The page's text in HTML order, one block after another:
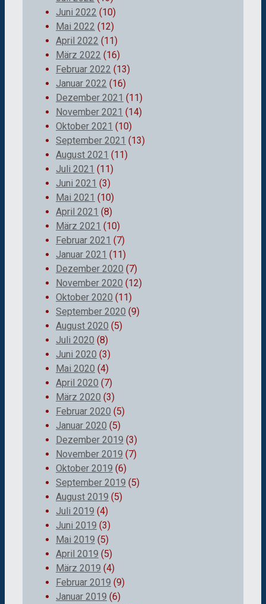
Juni 2022 (10)
Mai 2022 (12)
April 2022 (11)
März 2022 (16)
Februar 2022 (13)
Januar 2022 (16)
Dezember 2021 (11)
November 2021 (14)
Oktober 2021 (10)
September 2021 (13)
August 2021 (11)
Juli 2021 (11)
Juni 2021 (3)
Mai 2021 (10)
April 2021 (8)
März 2021 (10)
Februar 2021 (7)
Januar 2021 (11)
Dezember 2020 (7)
November 2020 (12)
Oktober 2020 (11)
September 2020 (9)
August 2020 (5)
Juli 2020 (8)
Juni 2020 (3)
Mai 2020 (4)
April 2020 (7)
März 2020 (3)
Februar 2020 (5)
Januar 2020 (5)
Dezember 2019 (3)
November 2019 (7)
Oktober 2019 (6)
September 2019 (5)
August 2019 (5)
Juli 2019 (4)
Juni 2019 (3)
Mai 2019 (5)
April 2019 (5)
März 2019 (4)
Februar 2019 (9)
Januar 2019 (6)